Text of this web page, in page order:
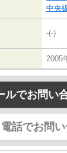
中央
-(-)
2005
ルでお問い
電話でお問